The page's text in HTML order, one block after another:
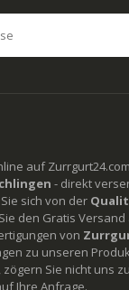
auf
- direkt
sich von der
den Gratis
von
zu unseren
Sie nicht uns
Ihre Anfrage.